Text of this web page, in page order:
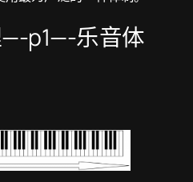
p1—-乐音体